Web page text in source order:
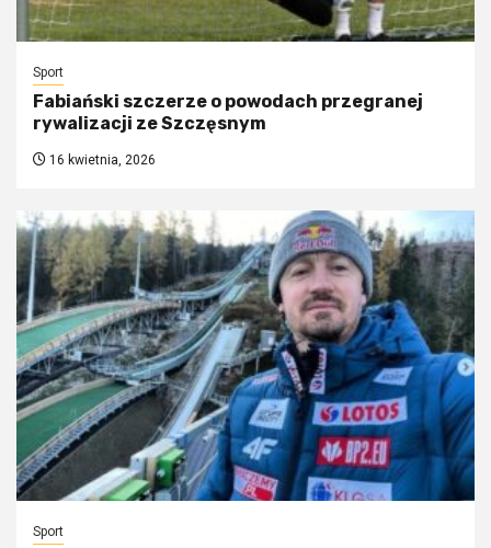
Sport
Fabiański szczerze o powodach przegranej
rywalizacji ze Szczęsnym
16 kwietnia, 2026
Sport